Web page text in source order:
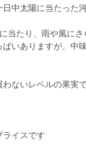
中太陽に当たった
当たり、雨や風に
いありますが、中
ないレベルの果実で
イスです